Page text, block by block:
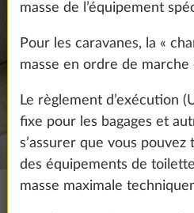
masse de l’équipement
Pour les caravanes, la «
masse en ordre de marche
Le règlement d’exécution
fixe pour les bagages et
s’assurer que vous
des équipements de
masse maximale